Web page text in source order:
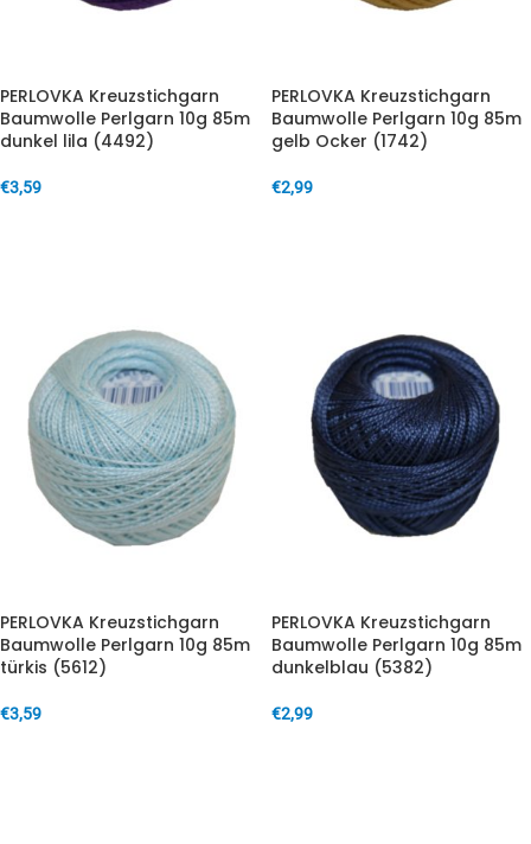
PERLOVKA Kreuzstichgarn
Baumwolle Perlgarn 10g 85m
dunkel lila (4492)
€3,59
PERLOVKA Kreuzstichgarn
Baumwolle Perlgarn 10g 85m
gelb Ocker (1742)
€2,99
PERLOVKA Kreuzstichgarn
Baumwolle Perlgarn 10g 85m
türkis (5612)
€3,59
PERLOVKA Kreuzstichgarn
Baumwolle Perlgarn 10g 85m
dunkelblau (5382)
€2,99